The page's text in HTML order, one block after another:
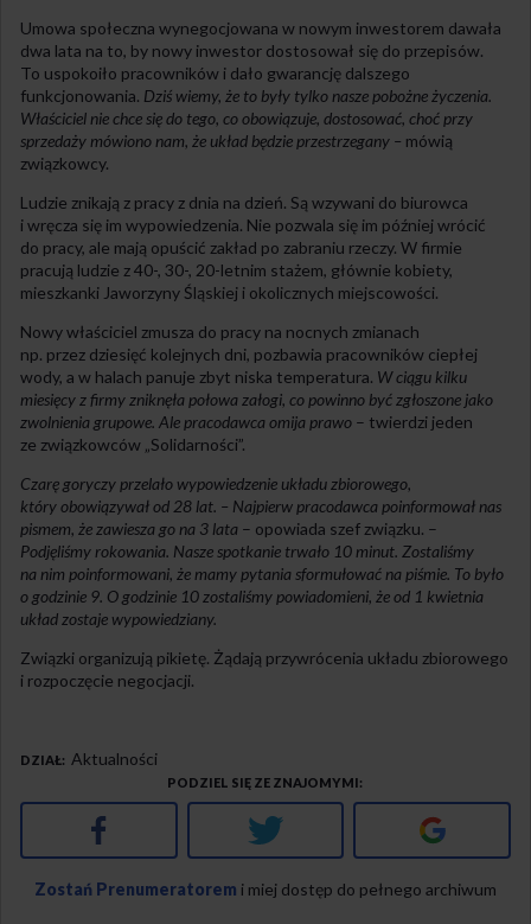
Umowa społeczna wynegocjowana w nowym inwestorem dawała
dwa lata na to, by nowy inwestor dostosował się do przepisów.
To uspokoiło pracowników i dało gwarancję dalszego
funkcjonowania. Dziś wiemy, że to były tylko nasze pobożne życzenia.
Właściciel nie chce się do tego, co obowiązuje, dostosować, choć przy
sprzedaży mówiono nam, że układ będzie przestrzegany – mówią
związkowcy.
Ludzie znikają z pracy z dnia na dzień. Są wzywani do biurowca
i wręcza się im wypowiedzenia. Nie pozwala się im później wrócić
do pracy, ale mają opuścić zakład po zabraniu rzeczy. W firmie
pracują ludzie z 40-, 30-, 20-letnim stażem, głównie kobiety,
mieszkanki Jaworzyny Śląskiej i okolicznych miejscowości.
Nowy właściciel zmusza do pracy na nocnych zmianach
np. przez dziesięć kolejnych dni, pozbawia pracowników ciepłej
wody, a w halach panuje zbyt niska temperatura. W ciągu kilku
miesięcy z firmy zniknęła połowa załogi, co powinno być zgłoszone jako
zwolnienia grupowe. Ale pracodawca omija prawo – twierdzi jeden
ze związkowców „Solidarności”.
Czarę goryczy przelało wypowiedzenie układu zbiorowego,
który obowiązywał od 28 lat. – Najpierw pracodawca poinformował nas
pismem, że zawiesza go na 3 lata – opowiada szef związku. –
Podjęliśmy rokowania. Nasze spotkanie trwało 10 minut. Zostaliśmy
na nim poinformowani, że mamy pytania sformułować na piśmie. To było
o godzinie 9. O godzinie 10 zostaliśmy powiadomieni, że od 1 kwietnia
układ zostaje wypowiedziany.
Związki organizują pikietę. Żądają przywrócenia układu zbiorowego
i rozpoczęcie negocjacji.
DZIAŁ Aktualności
PODZIEL SIĘ ZE ZNAJOMYMI
Facebook Twitter Google+
Zostań Prenumeratorem i miej dostęp do pełnego archiwum